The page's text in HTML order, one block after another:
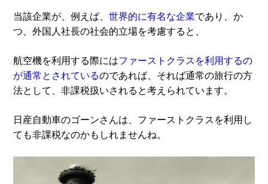
当該企業が、例えば、世界的に有名な企業であり、か
つ、外国人社長の社会的立場を考慮すると、
航空機を利用する際にはファーストクラスを利用するの
が通常とされているのであれば、それば通常の旅行の方
法として、非課税扱いされると考えられています。
日産自動車のゴーンさんは、ファーストクラスを利用し
ても非課税なのかもしれませんね。